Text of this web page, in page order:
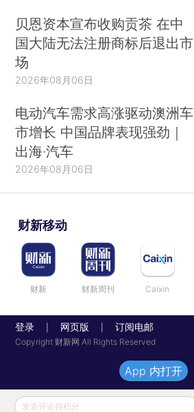
贝恩资本宣布收购贡茶 在中
国大陆无法注册商标后退出市
场
2026年08月06日
电动汽车需求高涨驱动澳洲车
市增长 中国品牌表现强劲｜
出海·汽车
2026年08月06日
财新移动
财新 财新周刊 Caixin
登录 网页版 订阅电邮
Copyright 财新网 All Rights Reserved
发表评论得积分
App 内打开